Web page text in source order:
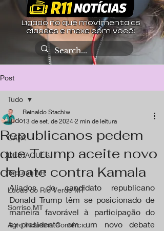
Ligado no que movimenta as
cidades e mexe com você!
Post
Tudo
CAPA
DESTAQUES
Tapurah MT
Lucas do Rio Verde MT
Sorriso MT
Agro Industria Comércio
Tudo
Republicanos pedem
que Trump aceite novo
debate contra Kamala
Reinaldo Stachiw
13 de set. de 2024 2 min de leitura
Aliados do candidato republicano
Donald Trump têm se posicionado de
maneira favorável à participação do
ex-presidente em um novo debate